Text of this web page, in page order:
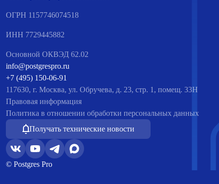
ОГРН 1157746074518
ИНН 7729445882
Основной ОКВЭД 62.02
info@postgrespro.ru
+7 (495) 150-06-91
117630, г. Москва, ул. Обручева, д. 23, стр. 1, помещ. 33Н
Правовая информация
Политика в отношении обработки персональных данных
Получать технические новости
© Postgres Pro